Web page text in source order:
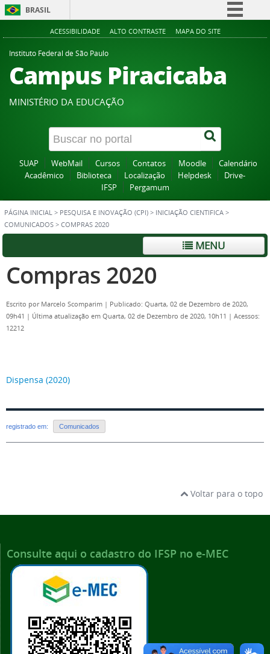
BRASIL
Simplifique!
Participe
Acesso à informação
Canais
ACESSIBILIDADE ALTO CONTRASTE MAPA DO SITE
Instituto Federal de São Paulo
Campus Piracicaba
MINISTÉRIO DA EDUCAÇÃO
SUAP WebMail Cursos Contatos Moodle
Calendário
Acadêmico
Biblioteca Localização Helpdesk
Drive-
IFSP
Pergamum
PÁGINA INICIAL > PESQUISA E INOVAÇÃO (CPI) > INICIAÇÃO CIENTIFICA >
COMUNICADOS > COMPRAS 2020
MENU
Compras 2020
Escrito por Marcelo Scomparim | Publicado: Quarta, 02 de Dezembro de 2020,
09h41 | Última atualização em Quarta, 02 de Dezembro de 2020, 10h11 | Acessos:
12212
Dispensa (2020)
registrado em: Comunicados
Voltar para o topo
Consulte aqui o cadastro do IFSP no e-MEC